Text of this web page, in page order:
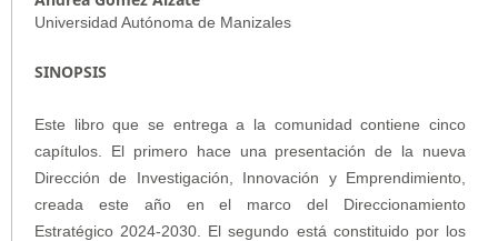
Universidad Autónoma de Manizales
SINOPSIS
Este libro que se entrega a la comunidad contiene cinco
capítulos. El primero hace una presentación de la nueva
Dirección de Investigación, Innovación y Emprendimiento,
creada este año en el marco del Direccionamiento
Estratégico 2024-2030. El segundo está constituido por los